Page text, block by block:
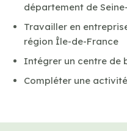
département de
Travailler en
région Île-de-France
Intégrer un centre de
Compléter une